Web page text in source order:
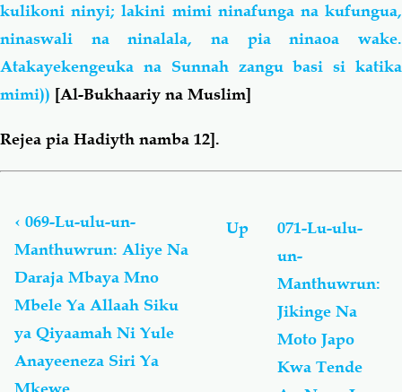
kulikoni ninyi; lakini mimi ninafunga na kufungua,
ninaswali na ninalala, na pia ninaoa wake.
Atakayekengeuka na Sunnah zangu basi si katika
mimi)) [Al-Bukhaariy na Muslim]
Rejea pia Hadiyth namba 12].
links
for
Lu-
ulu-
un-
لُؤْلُؤ
مَّنثُور
‹ 069-Lu-ulu-un-
Manthuwrun: Aliye Na
Daraja Mbaya Mno
Mbele Ya Allaah Siku
ya Qiyaamah Ni Yule
Anayeeneza Siri Ya
Up
071-Lu-ulu-
un-
Manthuwrun:
Jikinge Na
Moto Japo
Kwa Tende